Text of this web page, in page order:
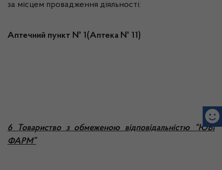
за місцем провадження діяльності:
Аптечний пункт № 1(Аптека № 11)
6 Товариство з обмеженою відповідальністю “ЮВІ
ФАРМ”